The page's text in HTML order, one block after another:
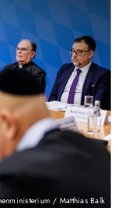
/ Matthias Balk